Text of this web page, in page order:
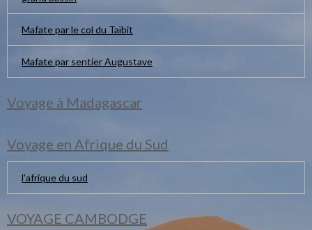
Mafate par le col du Taïbit
Mafate par sentier Augustave
Voyage à Madagascar
Voyage en Afrique du Sud
l'afrique du sud
VOYAGE CAMBODGE